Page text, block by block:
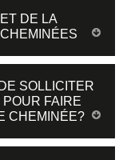
DE LA
SOLLICITER
FAIRE
CHEMINÉE?